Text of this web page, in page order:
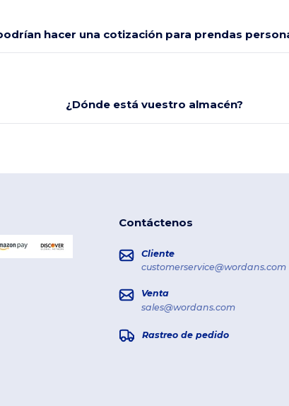
hacer una cotización para prendas
¿Dónde está vuestro almacén?
Contáctenos
Cliente
customerservice@wordans.com
Venta
sales@wordans.com
Rastreo de pedido